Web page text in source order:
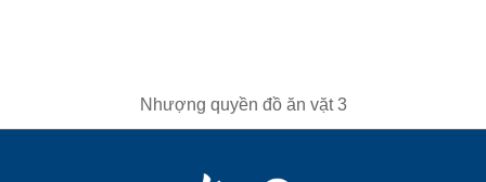
Nhượng quyền đồ ăn vặt 3